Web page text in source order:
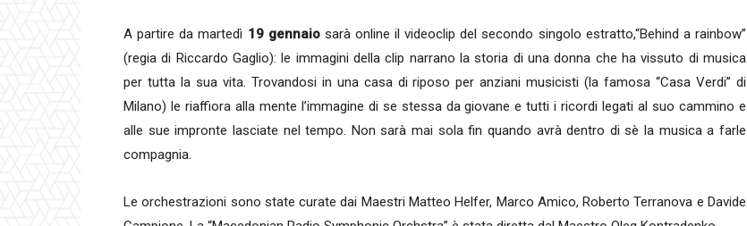
A partire da martedì 19 gennaiosarà online il videoclip del secondo singolo estratto,“Behind a rainbow”
(regia di Riccardo Gaglio): le immagini della clip narrano la storia di una donna che ha vissuto di musica
per tutta la sua vita. Trovandosi in una casa di riposo per anziani musicisti (la famosa “Casa Verdi” di
Milano) le riaffiora alla mente l’immagine di se stessa da giovane e tutti i ricordi legati al suo cammino e
alle sue impronte lasciate nel tempo. Non sarà mai sola fin quando avrà dentro di sè la musica a farle
compagnia.
Le orchestrazioni sono state curate dai Maestri Matteo Helfer, Marco Amico, Roberto Terranova e Davide